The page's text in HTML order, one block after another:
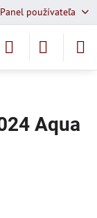
Panel používateľa
Aqua